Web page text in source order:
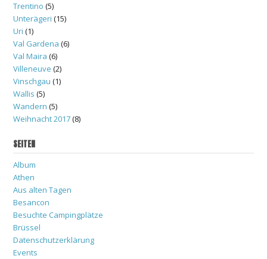
Trentino (5)
Unterägeri (15)
Uri (1)
Val Gardena (6)
Val Maira (6)
Villeneuve (2)
Vinschgau (1)
Wallis (5)
Wandern (5)
Weihnacht 2017(8)
SEITEN
Album
Athen
Aus alten Tagen
Besancon
Besuchte Campingplätze
Brüssel
Datenschutzerklärung
Events